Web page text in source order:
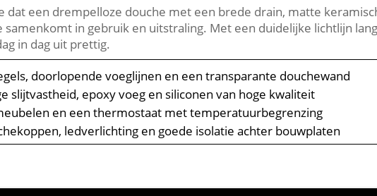
dat een drempelloze douche met een brede drain, matte
in gebruik en uitstraling.​ Met een duidelijke lichtlijn
in dag uit prettig.​
doorlopende voeglijnen en een transparante douchewand
slijtvastheid, epoxy voeg en siliconen van hoge kwaliteit
en een thermostaat met temperatuurbegrenzing
ledverlichting en goede isolatie achter bouwplaten